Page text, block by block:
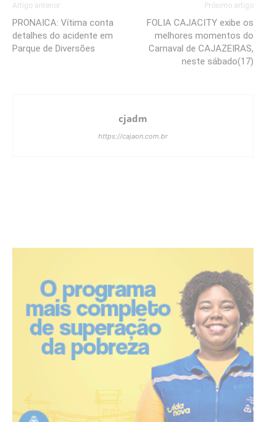
Artigo anterior
PRONAICA: Vítima conta
detalhes do acidente em
Parque de Diversões
Próximo artigo
FOLIA CAJACITY exibe os
melhores momentos do
Carnaval de CAJAZEIRAS,
neste sábado(17)
cjadm
https://cajaon.com.br